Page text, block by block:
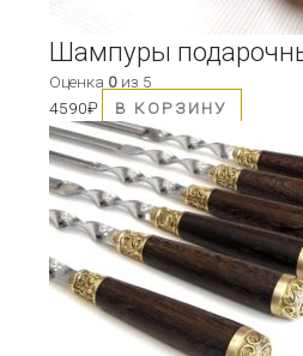
Шампуры
Оценка 0 из 5
4590₽ В КОРЗИНУ